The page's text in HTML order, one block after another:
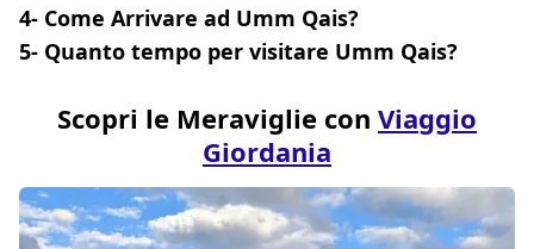
4- Come Arrivare ad Umm Qais?
5- Quanto tempo per visitare Umm Qais?
Scopri le Meraviglie con Viaggio
Giordania